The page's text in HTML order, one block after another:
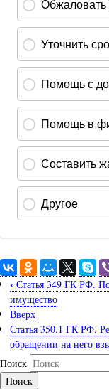
‹ Статья 349 ГК РФ.
имущество
Вверх
Статья 350.1 ГК РФ.
обращении на него
Поиск